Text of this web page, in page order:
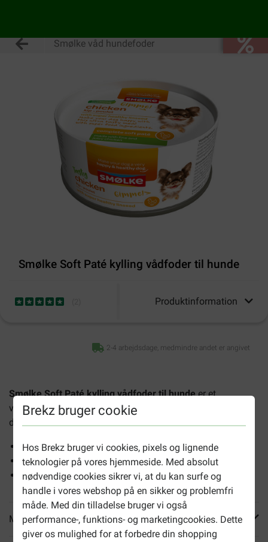
Brekz bruger cookie
Hos Brekz bruger vi cookies, pixels og lignende
teknologier på vores hjemmeside. Med absolut
nødvendige cookies sikrer vi, at du kan surfe og
handle i vores webshop på en sikker og problemfri
måde. Med din tilladelse bruger vi også
performance-, funktions- og marketingcookies. Dette
giver os mulighed for at forbedre din shopping
Smølke våd hundefoder
Smølke Soft Paté kylling vådfoder til hunde
Produktinformation
2-4 arbejdsdage, medmindre andet er angivet
Smølke Soft Paté kylling vådfoder til hundeer et
velsmagende, blødt fuldfoder med superfood-ingredienser,
der er velegnet til hunde i alle aldre.
Et velafbalanceret fuldfoder
Rigt på kylling
Med superfood-ingredienser som lakseolie
Mere info